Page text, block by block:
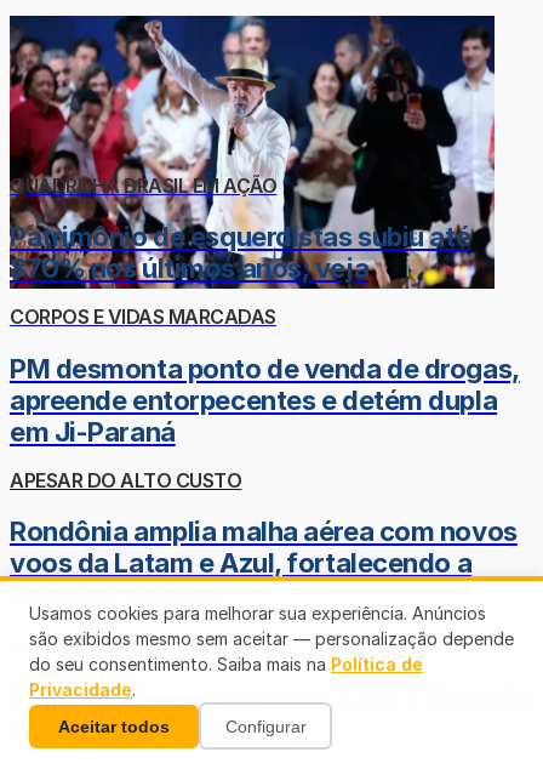
QUADRILHA BRASIL EM AÇÃO
Patrimônio de esquerdistas subiu até
870% nos últimos anos; veja
CORPOS E VIDAS MARCADAS
PM desmonta ponto de venda de drogas,
apreende entorpecentes e detém dupla
em Ji-Paraná
APESAR DO ALTO CUSTO
Rondônia amplia malha aérea com novos
voos da Latam e Azul, fortalecendo a
CORRIDA AO SENADO NO DF
Pesquisa Correio/Opinião: Leila e Michelle
lideram para o Senado
Usamos cookies para melhorar sua experiência. Anúncios
são exibidos mesmo sem aceitar — personalização depende
do seu consentimento. Saiba mais na Política de
Privacidade.
Aceitar todos Configurar